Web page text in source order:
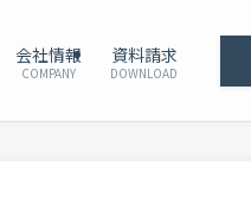
会社情報
COMPANY
資料請求
DOWNLOAD